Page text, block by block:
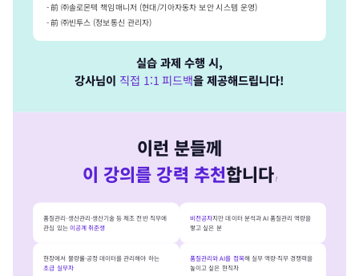
- 前 ㈜솔로몬텍 책임매니저 (현대/기아자동차 보안 시스템 운영)
- 前 ㈜빈투스 (정보통신 관리자)
실습 과제 수행 시,
강사님이 직접 1:1 피드백을 제공해드립니다!
이런 분들께
이 강의를 강력 추천합니다!
품질관리·생산관리·생산기술 등 제조 전반 직무에
관심 있는이공계 취준생
비전공자지만 데이터 분석과 AI 품질관리 역량을
쌓고 싶은 분
현장에서 불량률·공정 데이터를 관리해야 하는
초급 실무자
품질관리와 AI를 접목해 실무 역량·직무 경쟁력을
높이고 싶은 현직자